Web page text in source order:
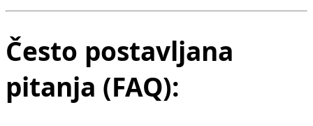
Često postavljana
pitanja (FAQ):